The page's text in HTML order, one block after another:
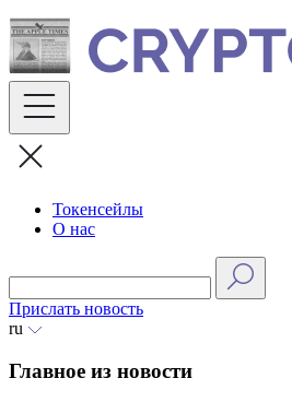
Skip
to
content
Токенсейлы
О нас
Прислать новость
ru
Главное из новости